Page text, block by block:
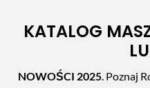
KATALOG
NOWOŚCI 2025. Poznaj